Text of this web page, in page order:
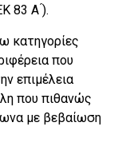
83 Α ́).
κατηγορίες
που
επιμέλεια
που πιθανώς
με βεβαίωση